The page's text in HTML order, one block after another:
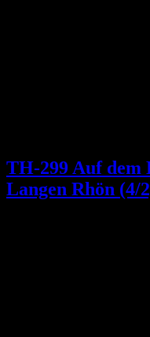
TH-299 Auf dem
Langen Rhön (4/